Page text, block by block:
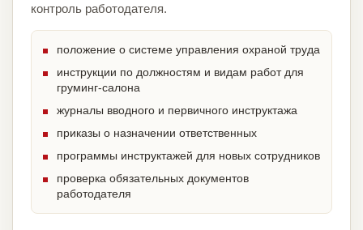
контроль работодателя.
положение о системе управления охраной труда
инструкции по должностям и видам работ для
груминг-салона
журналы вводного и первичного инструктажа
приказы о назначении ответственных
программы инструктажей для новых сотрудников
проверка обязательных документов
работодателя